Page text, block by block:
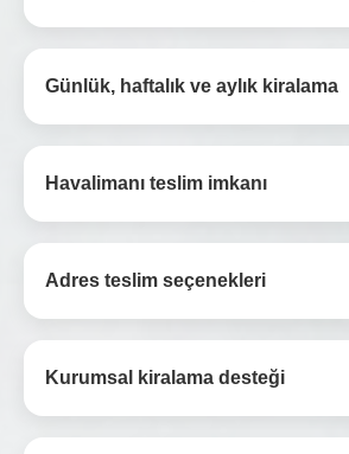
Günlük, haftalık ve aylık kiralama
Havalimanı teslim imkanı
Adres teslim seçenekleri
Kurumsal kiralama desteği